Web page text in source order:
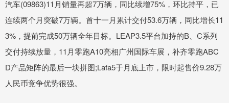
汽车(09863)11月销量再超7万辆，同比续增75%，环比持平，已
连续两个月突破7万辆。首十一月累计交付53.6万辆，同比增长11
3%，提前完成50万辆全年目标。LEAP3.5平台加持的B、C系列
交付持续放量，11月零跑A10亮相广州国际车展，补齐零跑ABC
D产品矩阵的最后一块拼图;Lafa5于月底上市，限时起售价9.28万
人民币竞争优势很强。